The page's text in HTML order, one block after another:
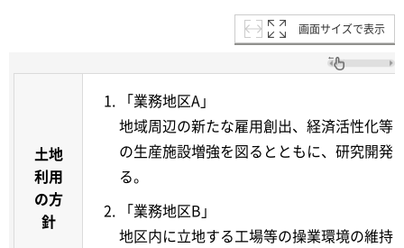
画面サイズで表示
土地
利用
の方
針
「業務地区A」
地域周辺の新たな雇用創出、経済活性化等
の生産施設増強を図るとともに、研究開発
る。
「業務地区B」
地区内に立地する工場等の操業環境の維持